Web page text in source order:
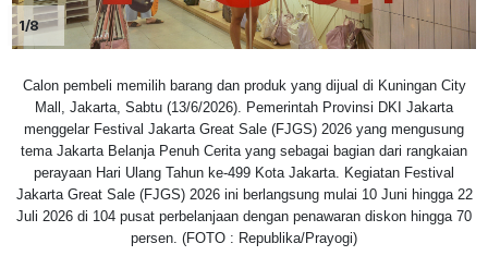
1/8
Calon pembeli memilih barang dan produk yang dijual di Kuningan City
Mall, Jakarta, Sabtu (13/6/2026). Pemerintah Provinsi DKI Jakarta
menggelar Festival Jakarta Great Sale (FJGS) 2026 yang mengusung
tema Jakarta Belanja Penuh Cerita yang sebagai bagian dari rangkaian
perayaan Hari Ulang Tahun ke-499 Kota Jakarta. Kegiatan Festival
Jakarta Great Sale (FJGS) 2026 ini berlangsung mulai 10 Juni hingga 22
Juli 2026 di 104 pusat perbelanjaan dengan penawaran diskon hingga 70
persen. (FOTO : Republika/Prayogi)